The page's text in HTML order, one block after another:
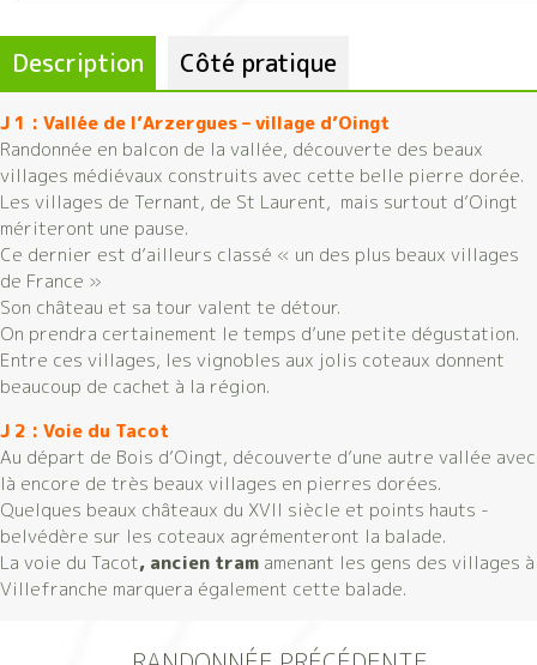
Description Côté pratique
J 1 : Vallée de l’Arzergues – village d’Oingt
Randonnée en balcon de la vallée, découverte des beaux
villages médiévaux construits avec cette belle pierre dorée.
Les villages de Ternant, de St Laurent, mais surtout d’Oingt
mériteront une pause.
Ce dernier est d’ailleurs classé « un des plus beaux villages
de France »
Son château et sa tour valent te détour.
On prendra certainement le temps d’une petite dégustation.
Entre ces villages, les vignobles aux jolis coteaux donnent
beaucoup de cachet à la région.
J 2 : Voie du Tacot
Au départ de Bois d’Oingt, découverte d’une autre vallée avec
là encore de très beaux villages en pierres dorées.
Quelques beaux châteaux du XVII siècle et points hauts -
belvédère sur les coteaux agrémenteront la balade.
La voie du Tacot, ancien tram amenant les gens des villages à
Villefranche marquera également cette balade.